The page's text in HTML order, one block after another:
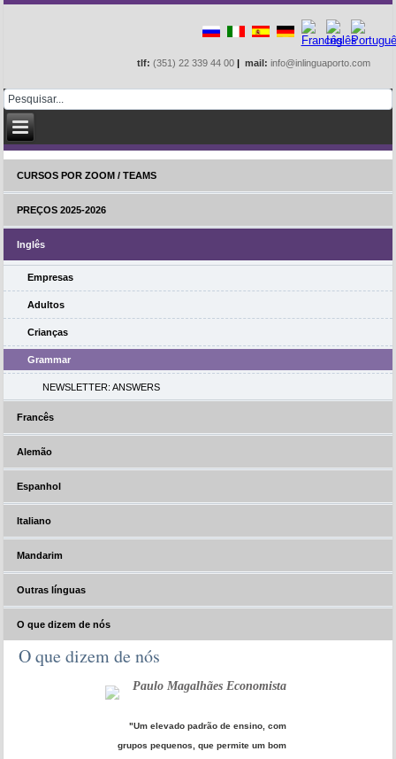
tlf: (351) 22 339 44 00 | mail: info@inlinguaporto.com
CURSOS POR ZOOM / TEAMS
PREÇOS 2025-2026
Inglês
Empresas
Adultos
Crianças
Grammar
NEWSLETTER: ANSWERS
Francês
Alemão
Espanhol
Italiano
Mandarim
Outras línguas
O que dizem de nós
O que dizem de nós
Paulo Magalhães Economista
"Um elevado padrão de ensino, com
grupos pequenos, que permite um bom